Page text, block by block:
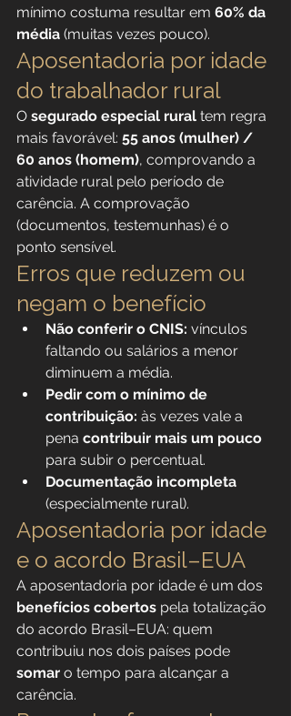
mínimo costuma resultar em 60% da
média (muitas vezes pouco).
Aposentadoria por idade
do trabalhador rural
O segurado especial rural tem regra
mais favorável: 55 anos (mulher) /
60 anos (homem), comprovando a
atividade rural pelo período de
carência. A comprovação
(documentos, testemunhas) é o
ponto sensível.
Erros que reduzem ou
negam o benefício
Não conferir o CNIS: vínculos
faltando ou salários a menor
diminuem a média.
Pedir com o mínimo de
contribuição: às vezes vale a
pena contribuir mais um pouco
para subir o percentual.
Documentação incompleta
(especialmente rural).
Aposentadoria por idade
e o acordo Brasil–EUA
A aposentadoria por idade é um dos
benefícios cobertos pela totalização
do acordo Brasil–EUA: quem
contribuiu nos dois países pode
somar o tempo para alcançar a
carência.